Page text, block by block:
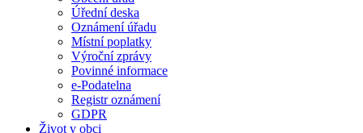
Úřední deska
Oznámení úřadu
Místní poplatky
Výroční zprávy
Povinné informace
e-Podatelna
Registr oznámení
GDPR
Život v obci